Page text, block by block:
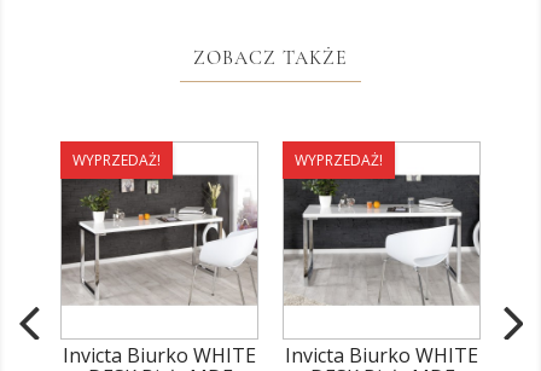
ZOBACZ TAKŻE
WYPRZEDAŻ!
Invicta Biurko WHITE
WYPRZEDAŻ!
Invicta Biurko WHITE